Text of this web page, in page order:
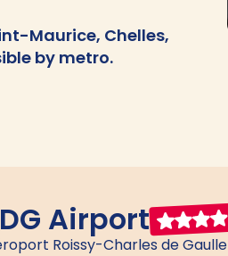
Maurice, Chelles,
by metro.
Airport
Roissy-Charles de Gaulle